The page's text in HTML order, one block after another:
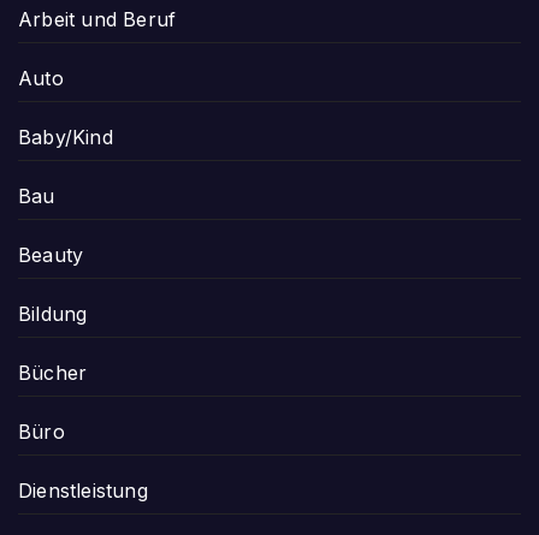
Arbeit und Beruf
Auto
Baby/Kind
Bau
Beauty
Bildung
Bücher
Büro
Dienstleistung